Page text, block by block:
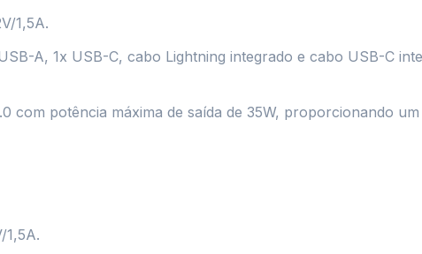
1,5A.
A, 1x USB-C, cabo Lightning integrado e cabo USB-C
com potência máxima de saída de 35W, proporcionando
1,5A.